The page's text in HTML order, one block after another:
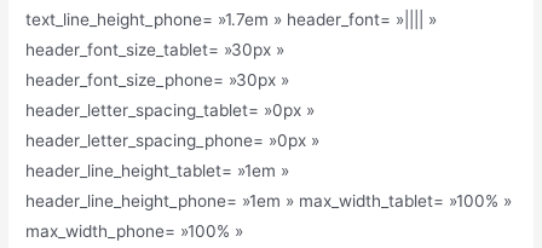
text_line_height_phone= »1.7em » header_font= »|||| »
header_font_size_tablet= »30px »
header_font_size_phone= »30px »
header_letter_spacing_tablet= »0px »
header_letter_spacing_phone= »0px »
header_line_height_tablet= »1em »
header_line_height_phone= »1em » max_width_tablet= »100% »
max_width_phone= »100% »